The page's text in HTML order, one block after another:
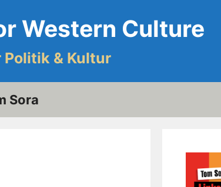
Western Culture
Politik & Kultur
Sora